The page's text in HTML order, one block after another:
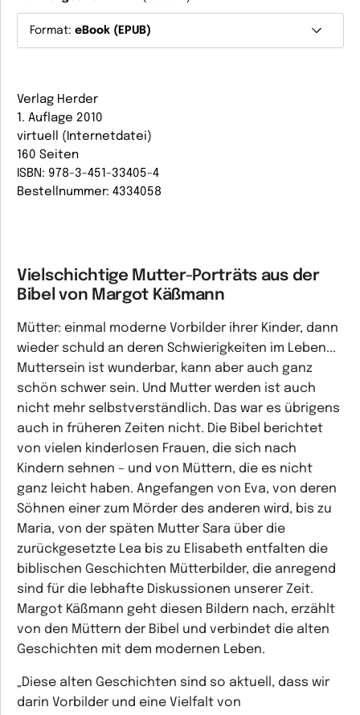
Format: eBook (EPUB)
Verlag Herder
1. Auflage 2010
virtuell (Internetdatei)
160 Seiten
ISBN: 978-3-451-33405-4
Bestellnummer: 4334058
Vielschichtige Mutter-Porträts aus der
Bibel von Margot Käßmann
Mütter: einmal moderne Vorbilder ihrer Kinder, dann
wieder schuld an deren Schwierigkeiten im Leben...
Muttersein ist wunderbar, kann aber auch ganz
schön schwer sein. Und Mutter werden ist auch
nicht mehr selbstverständlich. Das war es übrigens
auch in früheren Zeiten nicht. Die Bibel berichtet
von vielen kinderlosen Frauen, die sich nach
Kindern sehnen – und von Müttern, die es nicht
ganz leicht haben. Angefangen von Eva, von deren
Söhnen einer zum Mörder des anderen wird, bis zu
Maria, von der späten Mutter Sara über die
zurückgesetzte Lea bis zu Elisabeth entfalten die
biblischen Geschichten Mütterbilder, die anregend
sind für die lebhafte Diskussionen unserer Zeit.
Margot Käßmann geht diesen Bildern nach, erzählt
von den Müttern der Bibel und verbindet die alten
Geschichten mit dem modernen Leben.
„Diese alten Geschichten sind so aktuell, dass wir
darin Vorbilder und eine Vielfalt von